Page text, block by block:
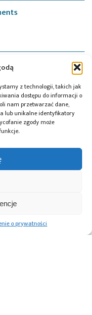
z technologii, takich jak
dostępu do informacji o
nam przetwarzać dane,
lub unikalne identyfikatory
zgody może
o prywatności
współpracę
z Hailo w zakresie
Edge AI